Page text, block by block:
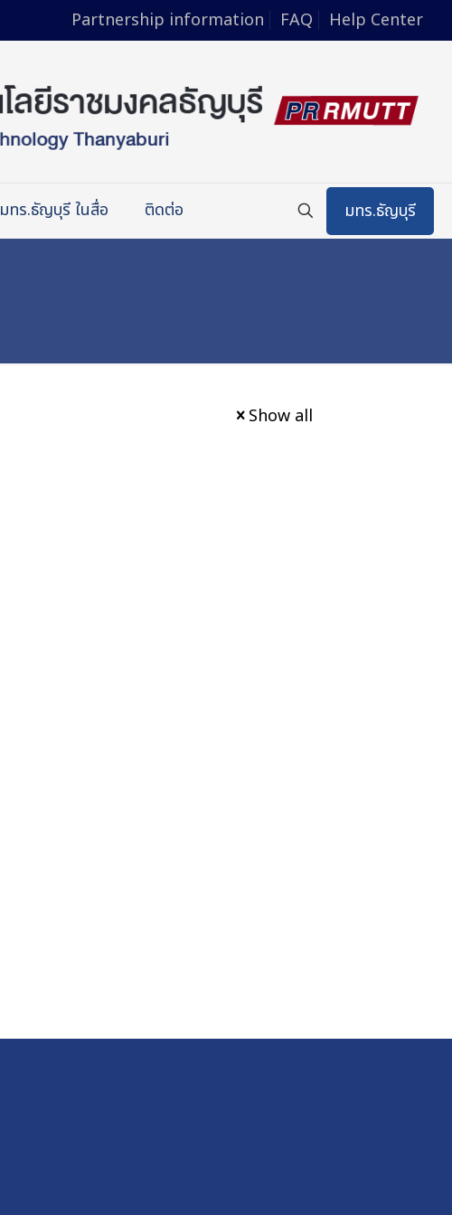
Partnership information FAQ Help Center
มทร.ธัญบุรี ในสื่อ ติดต่อ มทร.ธัญบุรี
Show all